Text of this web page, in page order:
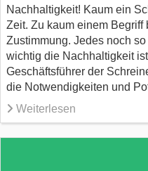
Nachhaltigkeit! Kaum ein
Zeit. Zu kaum einem Begriff
Zustimmung. Jedes noch
wichtig die Nachhaltigkeit
Geschäftsführer der
die Notwendigkeiten und
Weiterlesen